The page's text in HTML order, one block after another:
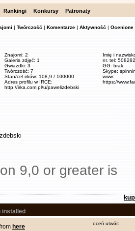
Rankingi Konkursy Patronaty
| Twórczość | Komentarze | Aktywność | Ocenione
Znajomi: 2
Galeria zdjęć: 1
Gwiazdki: 3
Twórczość: 7
Stan/cel irków: 108,9 / 100000
Adres profilu w IRCE:
http://irka.com.pl/u/pawelizdebski
Imię i
nr. tel:
GG: brak
Skype:
www:
https://
9,0 or greater is
installed
here oceń utwór: